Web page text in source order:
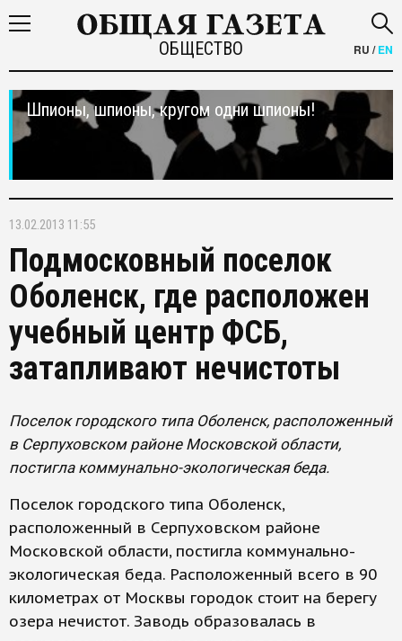
ОБЩЕСТВО RU /EN
Шпионы, шпионы, кругом одни шпионы!
13.02.2013 11:55
Подмосковный поселок
Оболенск, где расположен
учебный центр ФСБ,
затапливают нечистоты
Поселок городского типа Оболенск, расположенный
в Серпуховском районе Московской области,
постигла коммунально-экологическая беда.
Поселок городского типа Оболенск,
расположенный в Серпуховском районе
Московской области, постигла коммунально-
экологическая беда. Расположенный всего в 90
километрах от Москвы городок стоит на берегу
озера нечистот. Заводь образовалась в